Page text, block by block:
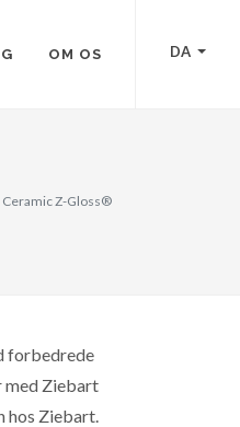
OM OS DA
Ceramic Z-Gloss®
forbedrede
med Ziebart
hos Ziebart.